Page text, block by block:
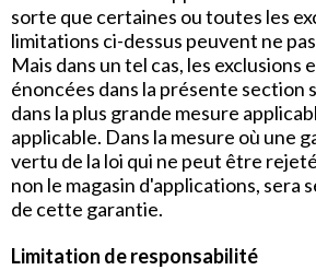
sorte que certaines ou toutes les
limitations ci-dessus peuvent ne
Mais dans un tel cas, les exclusions
énoncées dans la présente section
dans la plus grande mesure
applicable. Dans la mesure où une
vertu de la loi qui ne peut être
non le magasin d'applications, sera
de cette garantie.
Limitation de responsabilité